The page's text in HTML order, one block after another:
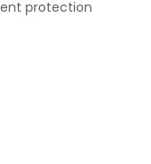
protection